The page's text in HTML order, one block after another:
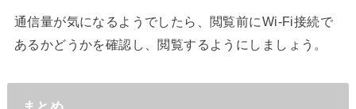
通信量が気になるようでしたら、閲覧前にWi-Fi接続で
あるかどうかを確認し、閲覧するようにしましょう。